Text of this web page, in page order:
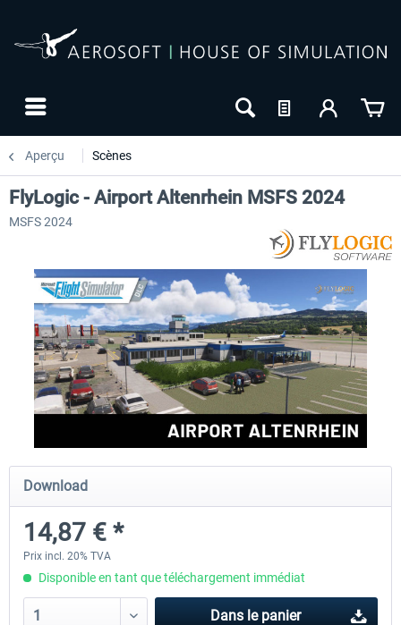
Aperçu Scènes
Aerosoft Mega Airport Brussels
25,16 € *
Aerosoft Airport Cologne/
FlyLogic - Airport Altenrhein MSFS 2024
MSFS 2024
Download
14,87 € *
Prix incl. 20% TVA
Disponible en tant que téléchargement immédiat
Dans le panier